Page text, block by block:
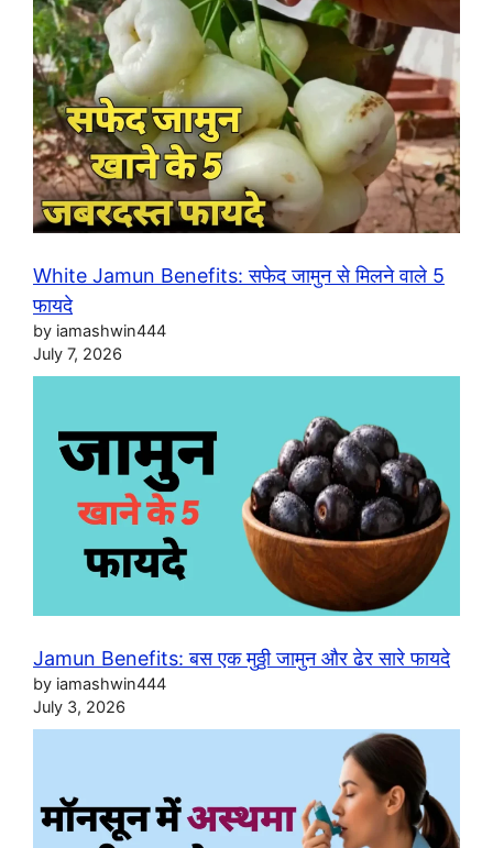
White Jamun Benefits: सफेद जामुन से मिलने वाले 5
फायदे
by iamashwin444
July 7, 2026
Jamun Benefits: बस एक मुठ्ठी जामुन और ढेर सारे फायदे
by iamashwin444
July 3, 2026